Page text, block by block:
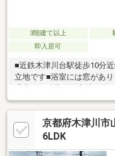
3階建て以上
即入居可
■近鉄木津川台駅徒歩10分
立地です■浴室には窓があ
緑豊かな精華町住宅地です
京都府木津川市
6LDK